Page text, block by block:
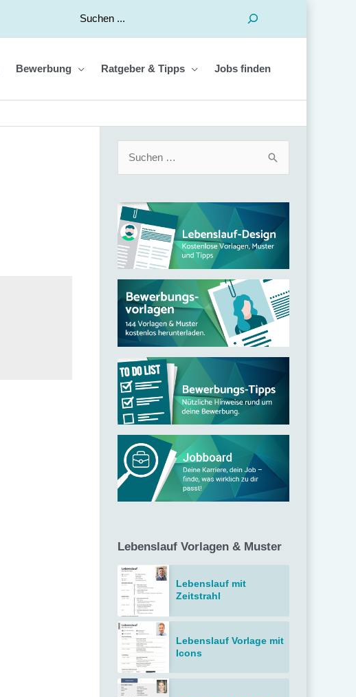
Suchen
Bewerbung Ratgeber & Tipps Jobs finden
h
e
n
Lebenslauf Vorlagen & Muster
Lebenslauf mit
Zeitstrahl
Lebenslauf Vorlage mit
Icons